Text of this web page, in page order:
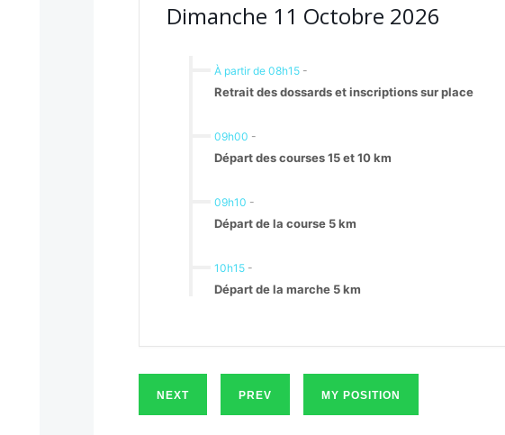
Dimanche 11 Octobre 2026
À partir de 08h15 -
Retrait des dossards et inscriptions sur place
09h00 -
Départ des courses 15 et 10 km
09h10 -
Départ de la course 5 km
10h15 -
Départ de la marche 5 km
NEXT PREV MY POSITION